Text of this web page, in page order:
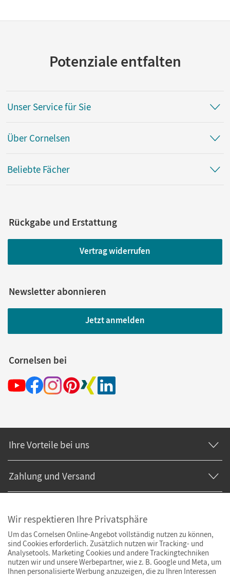
Potenziale entfalten
Unser Service für Sie
Über Cornelsen
Beliebte Fächer
Rückgabe und Erstattung
Vertrag widerrufen
Newsletter abonnieren
Jetzt anmelden
Cornelsen bei
Ihre Vorteile bei uns
Zahlung und Versand
Wir respektieren Ihre Privatsphäre
Um das Cornelsen Online-Angebot vollständig nutzen zu können,
sind Cookies erforderlich. Zusätzlich nutzen wir Tracking- und
Analysetools. Marketing Cookies und andere Trackingtechniken
nutzen wir und unsere Werbepartner, wie z. B. Google und Meta, um
Ihnen personalisierte Werbung anzuzeigen, die zu Ihren Interessen